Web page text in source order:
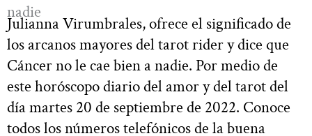
nadie
Julianna Virumbrales, ofrece el significado de
los arcanos mayores del tarot rider y dice que
Cáncer no le cae bien a nadie. Por medio de
este horóscopo diario del amor y del tarot del
día martes 20 de septiembre de 2022. Conoce
todos los números telefónicos de la buena